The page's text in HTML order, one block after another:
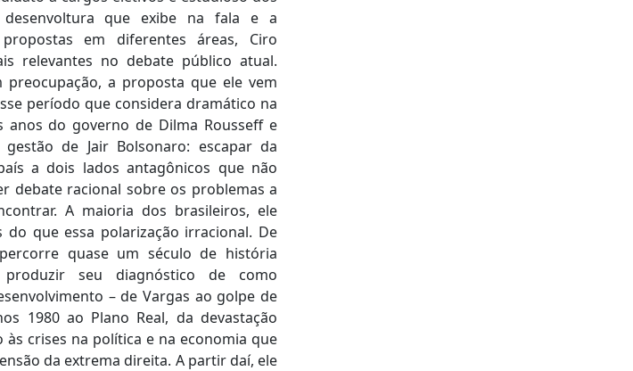
que exibe na fala e a
em diferentes áreas, Ciro
relevantes no debate público atual.
preocupação, a proposta que ele vem
período que considera dramático na
do governo de Dilma Rousseff e
de Jair Bolsonaro: escapar da
a dois lados antagônicos que não
debate racional sobre os problemas a
A maioria dos brasileiros, ele
do que essa polarização irracional. De
quase um século de história
seu diagnóstico de como
– de Vargas ao golpe de
1980 ao Plano Real, da devastação
crises na política e na economia que
da extrema direita. A partir daí, ele